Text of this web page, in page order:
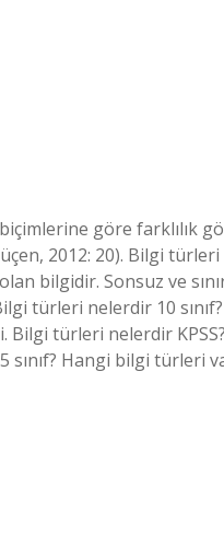
göre farklılık
2012: 20). Bilgi türleri
bilgidir. Sonsuz ve
türleri nelerdir 10
türleri nelerdir
Hangi bilgi türleri